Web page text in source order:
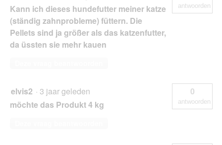
Kann ich dieses hundefutter meiner katze
(ständig zahnprobleme) füttern. Die
Pellets sind ja größer als das katzenfutter,
da üssten sie mehr kauen
antwoorden
elvis2 · 3 jaar geleden
möchte das Produkt 4 kg
0
antwoorden